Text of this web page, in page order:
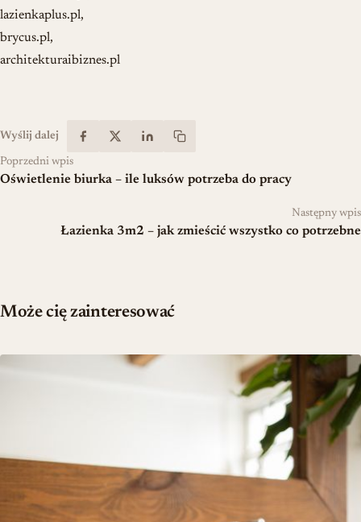
lazienkaplus.pl,
brycus.pl,
architekturaibiznes.pl
Wyślij dalej
Poprzedni wpis
Oświetlenie biurka – ile luksów potrzeba do pracy
Następny wpis
Łazienka 3m2 – jak zmieścić wszystko co potrzebne
Może cię zainteresować
Kompletny przewodnik po wyborze umywalki do łazienki –